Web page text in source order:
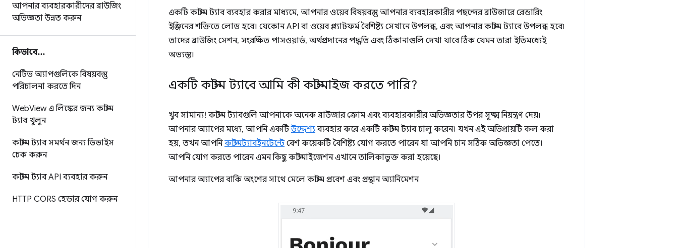
আপনার ব্যবহারকারীদের ব্রাউজিং
অভিজ্ঞতা উন্নত করুন
কিভাবে...
নেটিভ অ্যাপগুলিকে বিষয়বস্তু
পরিচালনা করতে দিন
WebView এ লিঙ্কের জন্য কাস্টম
ট্যাব খুলুন
কাস্টম ট্যাব সমর্থন জন্য ডিভাইস
চেক করুন
কাস্টম ট্যাব API ব্যবহার করুন
HTTP CORS হেডার যোগ করুন
একটি কাস্টম ট্যাব ব্যবহার করার মাধ্যমে, আপনার ওয়েব বিষয়বস্তু আপনার ব্যবহারকারীর পছন্দের ব্রাউজারে রেন্ডারিং
ইঞ্জিনের শক্তিতে লোড হবে। যেকোন API বা ওয়েব প্ল্যাটফর্ম বৈশিষ্ট্য সেখানে উপলব্ধ, এবং আপনার কাস্টম ট্যাবে উপলব্ধ হবে৷
তাদের ব্রাউজিং সেশন, সংরক্ষিত পাসওয়ার্ড, অর্থপ্রদানের পদ্ধতি এবং ঠিকানাগুলি দেখা যাবে ঠিক যেমন তারা ইতিমধ্যেই
অভ্যস্ত।
একটি কাস্টম ট্যাবে আমি কী কাস্টমাইজ করতে পারি?
খুব সামান্য! কাস্টম ট্যাবগুলি আপনাকে অনেক ব্রাউজার ক্রোম এবং ব্যবহারকারীর অভিজ্ঞতার উপর সূক্ষ্ম নিয়ন্ত্রণ দেয়৷
আপনার অ্যাপের মধ্যে, আপনি একটিউদ্দেশ্যব্যবহার করে একটি কাস্টম ট্যাব চালু করেন। যখন এই অভিপ্রায়টি কল করা
হয়, তখন আপনিকাস্টমট্যাবইনটেন্টেবেশ কয়েকটি বৈশিষ্ট্য যোগ করতে পারেন যা আপনি চান সঠিক অভিজ্ঞতা পেতে।
আপনি যোগ করতে পারেন এমন কিছু কাস্টমাইজেশন এখানে তালিকাভুক্ত করা হয়েছে।
আপনার অ্যাপের বাকি অংশের সাথে মেলে কাস্টম প্রবেশ এবং প্রস্থান অ্যানিমেশন